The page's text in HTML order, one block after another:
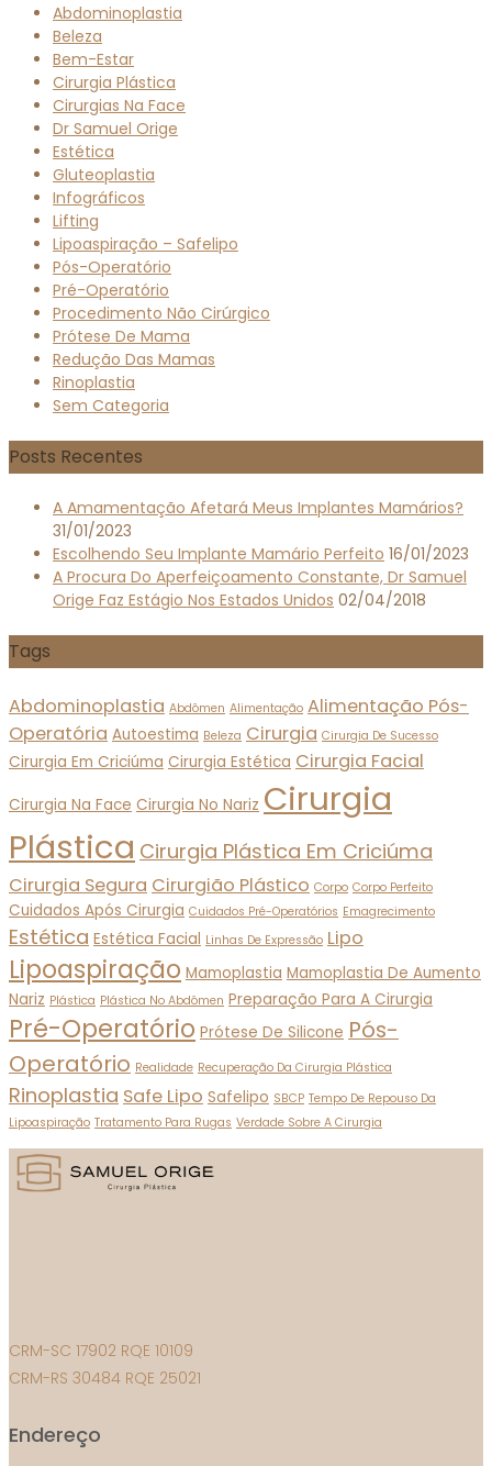
Abdominoplastia
Beleza
Bem-Estar
Cirurgia Plástica
Cirurgias Na Face
Dr Samuel Orige
Estética
Gluteoplastia
Infográficos
Lifting
Lipoaspiração – Safelipo
Pós-Operatório
Pré-Operatório
Procedimento Não Cirúrgico
Prótese De Mama
Redução Das Mamas
Rinoplastia
Sem Categoria
Posts Recentes
A Amamentação Afetará Meus Implantes Mamários?
31/01/2023
Escolhendo Seu Implante Mamário Perfeito 16/01/2023
A Procura Do Aperfeiçoamento Constante, Dr Samuel
Orige Faz Estágio Nos Estados Unidos 02/04/2018
Tags
Abdominoplastia Abdômen Alimentação Alimentação Pós-
Operatória Autoestima Beleza Cirurgia Cirurgia De Sucesso
Cirurgia Em Criciúma Cirurgia Estética Cirurgia Facial
Cirurgia Na Face Cirurgia No Nariz Cirurgia
Plástica Cirurgia Plástica Em Criciúma
Cirurgia Segura Cirurgião Plástico Corpo Corpo Perfeito
Cuidados Após Cirurgia Cuidados Pré-Operatórios Emagrecimento
Estética Estética Facial Linhas De Expressão Lipo
Lipoaspiração Mamoplastia Mamoplastia De Aumento
Nariz Plástica Plástica No Abdômen Preparação Para A Cirurgia
Pré-Operatório Prótese De Silicone Pós-
Operatório Realidade Recuperação Da Cirurgia Plástica
Rinoplastia Safe Lipo Safelipo SBCP Tempo De Repouso Da
Lipoaspiração Tratamento Para Rugas Verdade Sobre A Cirurgia
CRM-SC 17902 RQE 10109
CRM-RS 30484 RQE 25021
Endereço